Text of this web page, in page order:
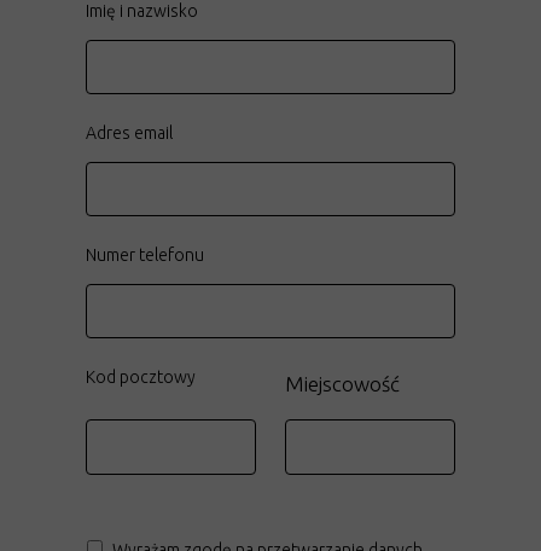
Imię i nazwisko
Adres email
Numer telefonu
Kod pocztowy Miejscowość